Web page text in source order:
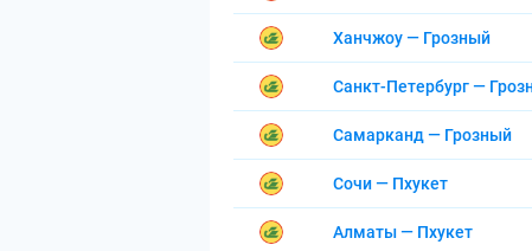
Ханчжоу — Грозный
Санкт-Петербург —
Самарканд — Грозный
Сочи — Пхукет
Алматы — Пхукет